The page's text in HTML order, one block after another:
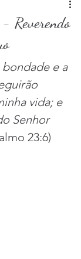
Reverendo
e a
vida; e
Senhor
23:6)